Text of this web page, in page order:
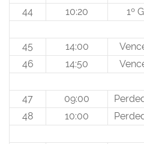
44
10:20 1º
45
14:00
46
14:50
47
09:00
48
10:00